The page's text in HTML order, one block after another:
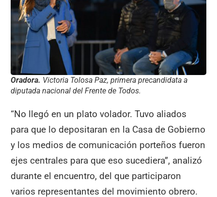
Oradora. Victoria Tolosa Paz, primera precandidata a
diputada nacional del Frente de Todos.
“No llegó en un plato volador. Tuvo aliados
para que lo depositaran en la Casa de Gobierno
y los medios de comunicación porteños fueron
ejes centrales para que eso sucediera”, analizó
durante el encuentro, del que participaron
varios representantes del movimiento obrero.